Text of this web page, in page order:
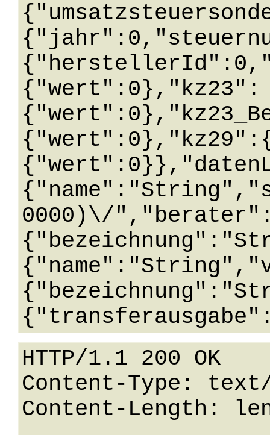
{"wert":0},"kz23":
0000)\/
HTTP/1.1 200 OK
Content-Type:
Content-Length: